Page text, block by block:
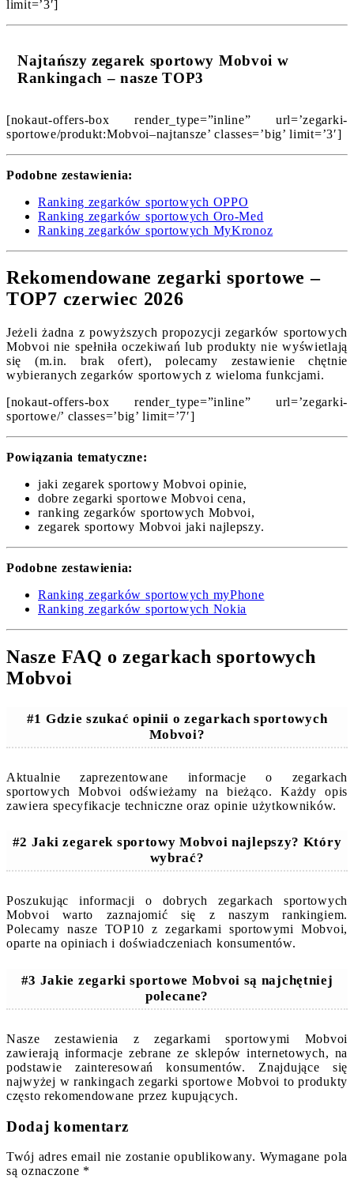
limit=’3′]
Najtańszy zegarek sportowy Mobvoi w
Rankingach – nasze TOP3
[nokaut-offers-box render_type=”inline” url=’zegarki-
sportowe/produkt:Mobvoi–najtansze’ classes=’big’ limit=’3′]
Podobne zestawienia:
Ranking zegarków sportowych OPPO
Ranking zegarków sportowych Oro-Med
Ranking zegarków sportowych MyKronoz
Rekomendowane zegarki sportowe –
TOP7 czerwiec 2026
Jeżeli żadna z powyższych propozycji zegarków sportowych
Mobvoi nie spełniła oczekiwań lub produkty nie wyświetlają
się (m.in. brak ofert), polecamy zestawienie chętnie
wybieranych zegarków sportowych z wieloma funkcjami.
[nokaut-offers-box render_type=”inline” url=’zegarki-
sportowe/’ classes=’big’ limit=’7′]
Powiązania tematyczne:
jaki zegarek sportowy Mobvoi opinie,
dobre zegarki sportowe Mobvoi cena,
ranking zegarków sportowych Mobvoi,
zegarek sportowy Mobvoi jaki najlepszy.
Podobne zestawienia:
Ranking zegarków sportowych myPhone
Ranking zegarków sportowych Nokia
Nasze FAQ o zegarkach sportowych
Mobvoi
#1 Gdzie szukać opinii o zegarkach sportowych
Mobvoi?
Aktualnie zaprezentowane informacje o zegarkach
sportowych Mobvoi odświeżamy na bieżąco. Każdy opis
zawiera specyfikacje techniczne oraz opinie użytkowników.
#2 Jaki zegarek sportowy Mobvoi najlepszy? Który
wybrać?
Poszukując informacji o dobrych zegarkach sportowych
Mobvoi warto zaznajomić się z naszym rankingiem.
Polecamy nasze TOP10 z zegarkami sportowymi Mobvoi,
oparte na opiniach i doświadczeniach konsumentów.
#3 Jakie zegarki sportowe Mobvoi są najchętniej
polecane?
Nasze zestawienia z zegarkami sportowymi Mobvoi
zawierają informacje zebrane ze sklepów internetowych, na
podstawie zainteresowań konsumentów. Znajdujące się
najwyżej w rankingach zegarki sportowe Mobvoi to produkty
często rekomendowane przez kupujących.
Dodaj komentarz
Twój adres email nie zostanie opublikowany. Wymagane pola
są oznaczone *